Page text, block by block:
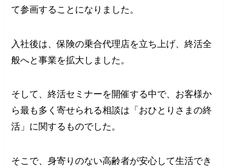
て参画することになりました。
入社後は、保険の乗合代理店を立ち上げ、終活全
般へと事業を拡大しました。
そして、終活セミナーを開催する中で、お客様か
ら最も多く寄せられる相談は「おひとりさまの終
活」に関するものでした。
そこで、身寄りのない高齢者が安心して生活でき